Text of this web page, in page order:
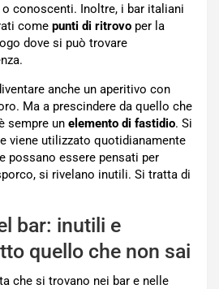
conoscenti. Inoltre, i bar italiani
come punti di ritrovo per la
dove si può trovare
anche un aperitivo con
Ma a prescindere da quello che
sempre un elemento di fastidio. Si
viene utilizzato quotidianamente
possano essere pensati per
si rivelano inutili. Si tratta di
bar: inutili e
quello che non sai
che si trovano nei bar e nelle